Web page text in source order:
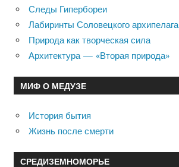
Следы Гипербореи
Лабиринты Соловецкого архипелага
Природа как творческая сила
Архитектура — «Вторая природа»
МИФ О МЕДУЗЕ
История бытия
Жизнь после смерти
СРЕДИЗЕМНОМОРЬЕ